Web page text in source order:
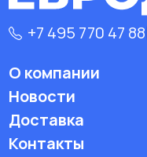
+7 495 770 47 88
О компании
Новости
Доставка
Контакты